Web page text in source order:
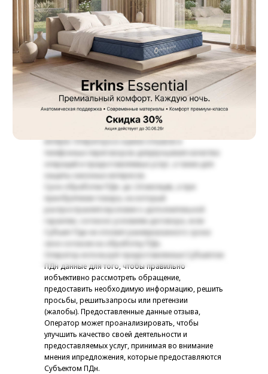
данные, которые предоставлены: имя, фамилия,
номер телефона, адрес электронной почты, адрес.
Содержание обращения: договор, по которому
обращаетесь, обстоятельства, дата, место,
сутьзапроса, претензии или отзыва, товар, другая
информация, указанная в обращении;
запрашиваемыепредставленные документы,
например: акт приема-передачи, фотографии
товара.
Основание обработки ПДн: выполнение
юридических обязательств по рассмотрению и
реагированиюна обращения, а также законный
интерес Оператора в оценке отзывов и
телефонных переговоров дляулучшения качества
операций и предоставляемых услуг, а также для
защиты законных интересов.
Срок обработки ПДн: до 24 месяцев, а при
приобретении товара, на который
распространяетсяусловие о дополнительной
гарантии, согласно условиям договора, если
Субъект Пдн не отзовет ранееуказанного срока
свое согласие на обработку ПДн.
Оператор использует предоставленные Субъектом
ПДн данные для того, чтобы правильно
иобъективно рассмотреть обращение,
предоставить необходимую информацию, решить
просьбы, решитьзапросы или претензии
(жалобы). Предоставленные данные отзыва,
Оператор может проанализировать, чтобы
улучшить качество своей деятельности и
предоставляемых услуг, принимая во внимание
мнения ипредложения, которые предоставляются
Субъектом ПДн.